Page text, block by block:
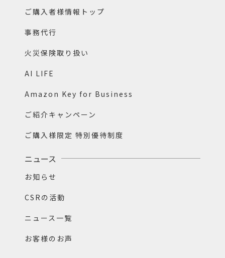
ご購入者様情報トップ
事務代行
火災保険取り扱い
AI LIFE
Amazon Key for Business
ご紹介キャンペーン
ご購入様限定 特別優待制度
ニュース
お知らせ
CSRの活動
ニュース一覧
お客様のお声